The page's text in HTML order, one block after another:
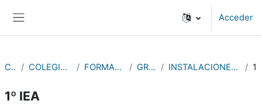
Acceder
Cursos COLEGIO SAN JOSÉ-MÁLAGA FORMACIÓN PROFESIONAL GRADO MEDIO INSTALACIONES ELÉCTRICAS Y AUTOMÁTICAS
1º IEA